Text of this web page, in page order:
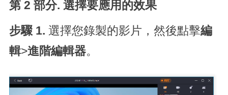
第 2 部分. 選擇要應用的效果
步驟 1. 選擇您錄製的影片，然後點擊編
輯>進階編輯器。